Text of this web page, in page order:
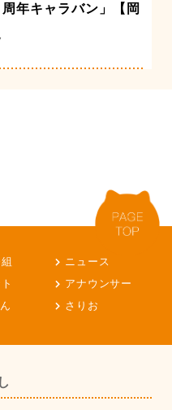
年キャラバン」【岡
ニュース
アナウンサー
さりお